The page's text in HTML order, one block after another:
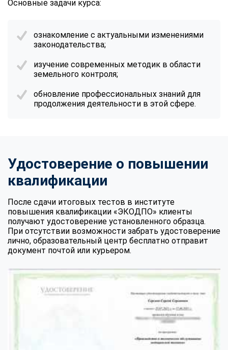
Основные задачи курса:
ознакомление с актуальными изменениями
законодательства;
изучение современных методик в области
земельного контроля;
обновление профессиональных знаний для
продолжения деятельности в этой сфере.
Удостоверение о повышении
квалификации
После сдачи итоговых тестов в институте
повышения квалификации «ЭКОДПО» клиенты
получают удостоверение установленного образца.
При отсутствии возможности забрать удостоверение
лично, образовательный центр бесплатно отправит
документ почтой или курьером.